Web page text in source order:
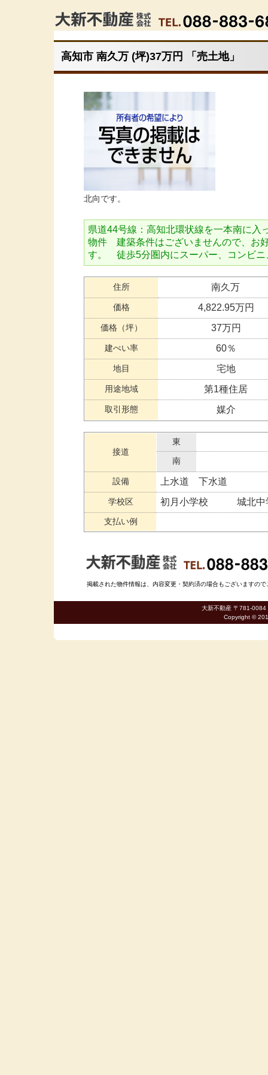
高知市 南久万 (坪)37万円 「売土地」
北向です。
県道44号線：高知北環状線を一本南に入
物件 建築条件はございませんので、お
す。 徒歩5分圏内にスーパー、コンビニ
住所 南久万
価格 4,822.95万円
価格（坪） 37万円
建ぺい率 60％
地目 宅地
用途地域 第1種住居
取引形態 媒介
接道
東
南
設備 上水道 下水道
学校区 初月小学校 城北中
支払い例
掲載された物件情報は、内容変更・契約済の場合もございますの
大新不動産 〒781-
Copyright ©